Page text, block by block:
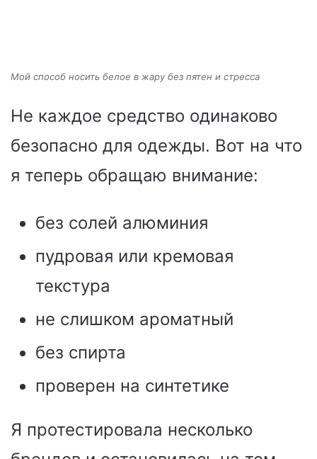
Мой способ носить белое в жару без пятен и стресса
Не каждое средство одинаково
безопасно для одежды. Вот на что
я теперь обращаю внимание:
без солей алюминия
пудровая или кремовая
текстура
не слишком ароматный
без спирта
проверен на синтетике
Я протестировала несколько